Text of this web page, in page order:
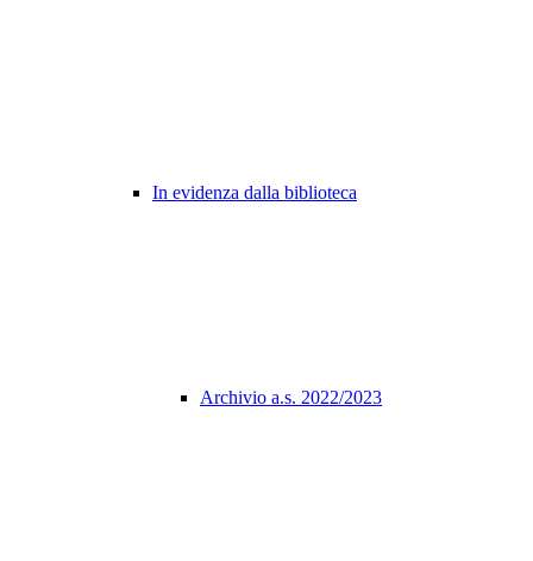
In evidenza dalla biblioteca
Archivio a.s. 2022/2023